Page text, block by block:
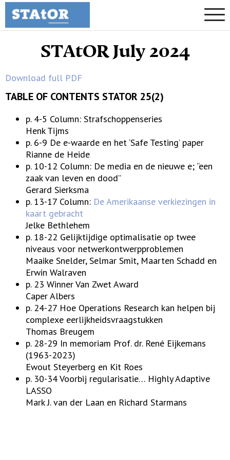
STAtOR July 2024
Download full PDF
TABLE OF CONTENTS STATOR 25(2)
p. 4-5 Column: Strafschoppenseries
Henk Tijms
p. 6-9 De e-waarde en het ‘Safe Testing’ paper
Rianne de Heide
p. 10-12 Column: De media en de nieuwe e; “een
zaak van leven en dood”
Gerard Sierksma
p. 13-17 Column: De Amerikaanse verkiezingen in
kaart gebracht
Jelke Bethlehem
p. 18-22 Gelijktijdige optimalisatie op twee
niveaus voor netwerkontwerpproblemen
Maaike Snelder, Selmar Smit, Maarten Schadd en
Erwin Walraven
p. 23 Winner Van Zwet Award
Caper Albers
p. 24-27 Hoe Operations Research kan helpen bij
complexe eerlijkheidsvraagstukken
Thomas Breugem
p. 28-29 In memoriam Prof. dr. René Eijkemans
(1963-2023)
Ewout Steyerberg en Kit Roes
p. 30-34 Voorbij regularisatie… Highly Adaptive
LASSO
Mark J. van der Laan en Richard Starmans